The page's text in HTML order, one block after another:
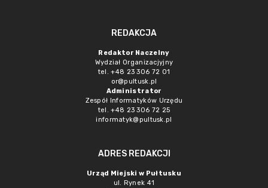
REDAKCJA
Redaktor Naczelny
Wydział Organizacjyjny
tel. +48 23 306 72 01
or@pultusk.pl
Administrator
Zespół Informatyków Urzędu
tel. +48 23 306 72 25
informatyk@pultusk.pl
ADRES REDAKCJI
Urząd Miejski w Pułtusku
ul. Rynek 41